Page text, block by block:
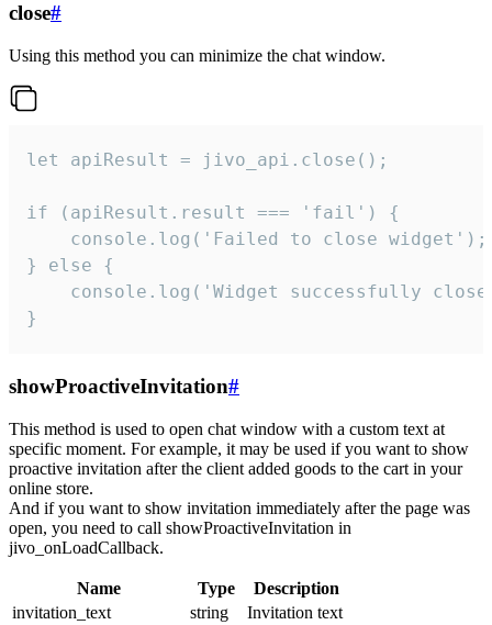
close#
Using this method you can minimize the chat window.
let apiResult = jivo_api.close();
if (apiResult.result === 'fail') {
    console.log('Failed to close widget');
} else {
console.log('Widget successfully
}
showProactiveInvitation#
This method is used to open chat window with a custom text at
specific moment. For example, it may be used if you want to show
proactive invitation after the client added goods to the cart in your
online store.
And if you want to show invitation immediately after the page was
open, you need to call showProactiveInvitation in
jivo_onLoadCallback.
Name Type
Description
invitation_text
string
Invitation text